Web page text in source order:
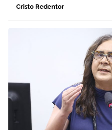
Cristo Redentor